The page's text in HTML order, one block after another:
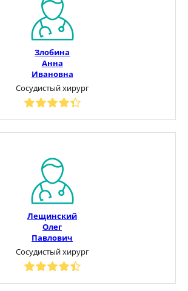
Злобина
Анна
Ивановна
Сосудистый хирург
Лещинский
Олег
Павлович
Сосудистый хирург